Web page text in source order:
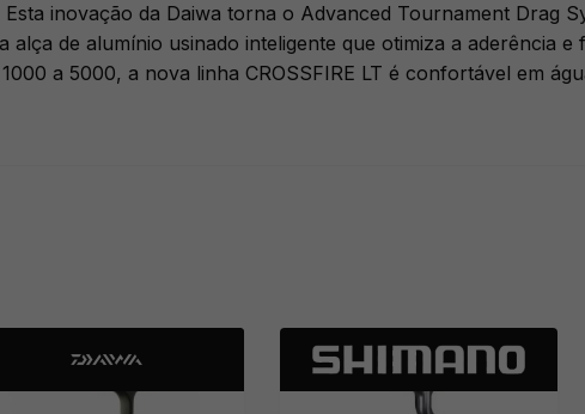
inovação da Daiwa torna o Advanced Tournament Drag
alça de alumínio usinado inteligente que otimiza a aderência
a 5000, a nova linha CROSSFIRE LT é confortável em